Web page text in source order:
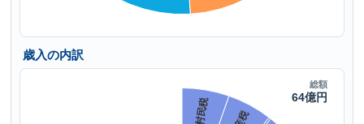
歳入の内訳